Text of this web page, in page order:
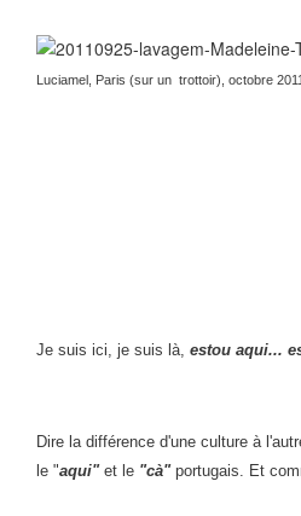
Luciamel, Paris (sur un trottoir), octobre 2011
Je suis ici, je suis là, estou aqui...
Dire la différence d'une culture à
le "aqui"et le "cà"portugais. Et